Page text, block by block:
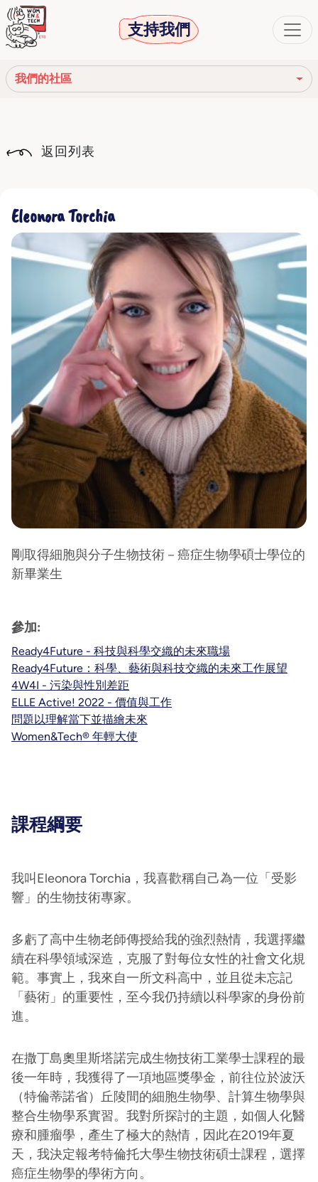
支持我們
我們的社區
我們的網絡
我們的社區
返回列表
Eleonora Torchia
剛取得細胞與分子生物技術－癌症生物學碩士學位的
新畢業生
參加:
Ready4Future - 科技與科學交織的未來職場
Ready4Future：科學、藝術與科技交織的未來工作展望
4W4I - 污染與性別差距
ELLE Active! 2022 - 價值與工作
問題以理解當下並描繪未來
Women&Tech® 年輕大使
課程綱要
我叫Eleonora Torchia，我喜歡稱自己為一位「受影
響」的生物技術專家。
多虧了高中生物老師傳授給我的強烈熱情，我選擇繼
續在科學領域深造，克服了對每位女性的社會文化規
範。事實上，我來自一所文科高中，並且從未忘記
「藝術」的重要性，至今我仍持續以科學家的身份前
進。
在撒丁島奧里斯塔諾完成生物技術工業學士課程的最
後一年時，我獲得了一項地區獎學金，前往位於波沃
（特倫蒂諾省）丘陵間的細胞生物學、計算生物學與
整合生物學系實習。我對所探討的主題，如個人化醫
療和腫瘤學，產生了極大的熱情，因此在2019年夏
天，我決定報考特倫托大學生物技術碩士課程，選擇
癌症生物學的學術方向。